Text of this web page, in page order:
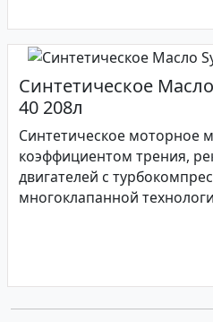
Синтетическое Масло
40 208л
Синтетическое моторное
коэффициентом трения,
двигателей с
многоклапанной